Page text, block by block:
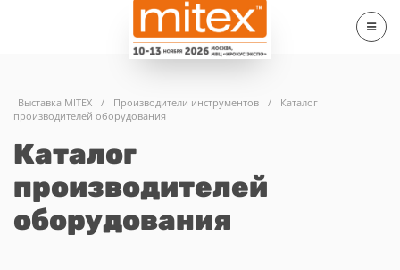
Выставка MITEX / Производители инструментов /
Каталог
производителей оборудования
Каталог
производителей
оборудования